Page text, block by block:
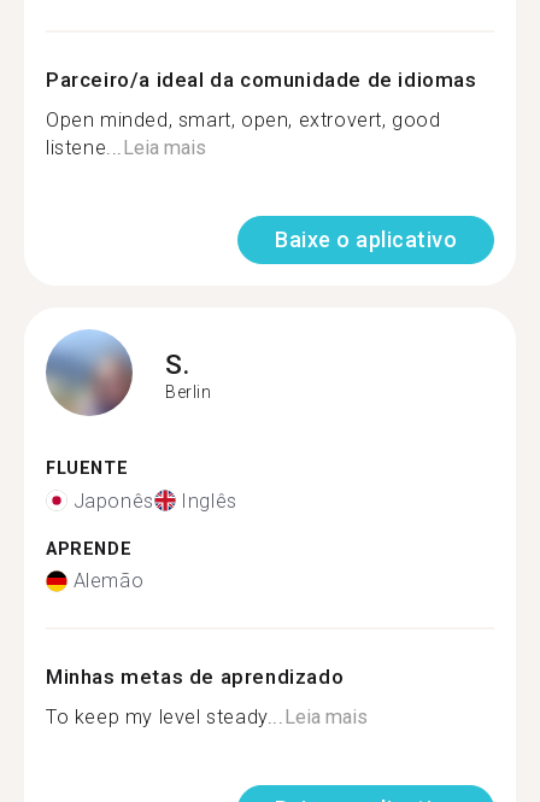
Parceiro/a ideal da comunidade de idiomas
Open minded, smart, open, extrovert, good
listene...Leia mais
Baixe o aplicativo
S.
Berlin
FLUENTE
Japonês Inglês
APRENDE
Alemão
Minhas metas de aprendizado
To keep my level steady...Leia mais